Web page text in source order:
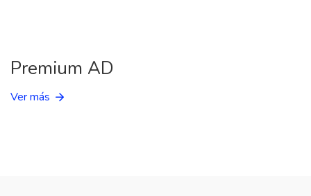
Premium AD
Ver más